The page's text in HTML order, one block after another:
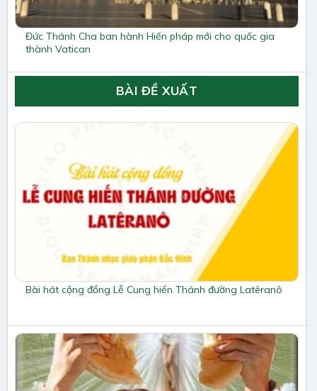
Đức Thánh Cha ban hành Hiến pháp mới cho quốc gia
thành Vatican
BÀI ĐỀ XUẤT
Bài hát cộng đồng Lễ Cung hiến Thánh đường Latêranô